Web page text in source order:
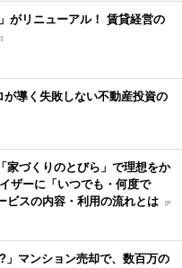
がリニューアル！ 賃貸経営の
が導く失敗しない不動産投資の
家づくりのとびら」で理想をか
ザーに「いつでも・何度で
ビスの内容・利用の流れとは [P
」マンション売却で、数百万の